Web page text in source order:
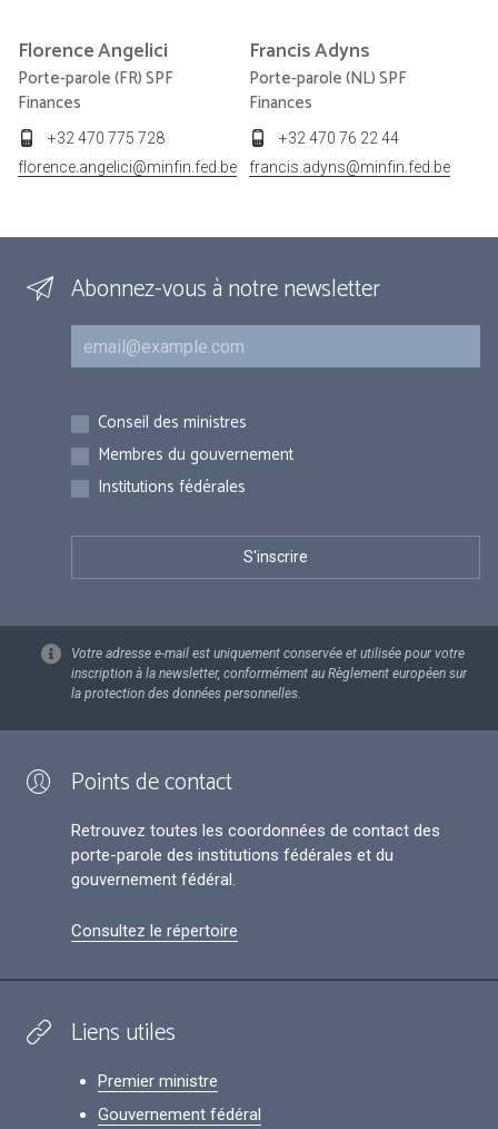
FlorenceAngelici
Porte-parole (FR) SPF
Finances
+32 470 775 728
florence.angelici@minfin.fed.be
FrancisAdyns
Porte-parole (NL) SPF
Finances
+32 470 76 22 44
francis.adyns@minfin.fed.be
Abonnez-vous à notre newsletter
Courriel
Inscriptions
Conseil des ministres
Membres du gouvernement
Institutions fédérales
Votre adresse e-mail est uniquement conservée et utilisée pour votre
inscription à la newsletter, conformément au Règlement européen sur
la protection des données personnelles.
Points de contact
Retrouvez toutes les coordonnées de contact des
porte-parole des institutions fédérales et du
gouvernement fédéral.
Consultez le répertoire
Liens utiles
Premier ministre
Gouvernement fédéral